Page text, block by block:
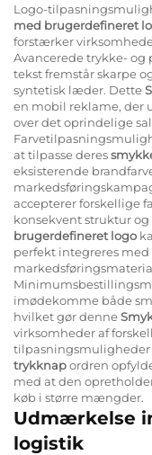
Logo-
med brugerdefineret
forstærker
Avancerede trykke-
tekst fremstår skarpe
syntetisk læder. Dette
en mobil reklame, der
over det oprindelige
at tilpasse deres
eksisterende
accepterer forskellige
konsekvent struktur
brugerdefineret logo
perfekt integreres
imødekomme både
hvilket gør denne
virksomheder af
tilpasningsmuligheder
trykknapordren
med at den
køb i større mængder.
Udmærkelse
logistik